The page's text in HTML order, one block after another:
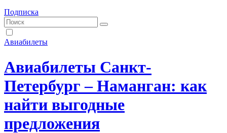
Подписка
Авиабилеты
Авиабилеты Санкт-
Петербург – Наманган: как
найти выгодные
предложения